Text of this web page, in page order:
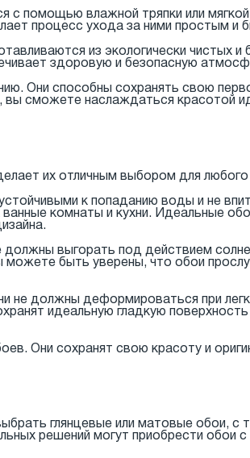
с помощью влажной тряпки или мягкой
процесс ухода за ними простым и
из экологически чистых и
здоровую и безопасную
Они способны сохранять свою
вы сможете наслаждаться красотой
их отличным выбором для
к попаданию воды и не
комнаты и кухни. Идеальные
выгорать под действием
быть уверены, что обои
не должны деформироваться при
идеальную гладкую поверхность
Они сохранят свою красоту и
глянцевые или матовые обои, с
решений могут приобрести обои